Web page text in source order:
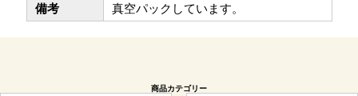
備考
真空パックしています。
商品カテゴリー